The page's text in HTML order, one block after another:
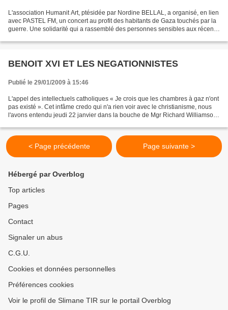
L'association Humanit Art, ptésidée par Nordine BELLAL, a organisé, en lien
avec PASTEL FM, un concert au profit des habitants de Gaza touchés par la
guerre. Une solidarité qui a rassemblé des personnes sensibles aux récents
BENOIT XVI ET LES NEGATIONNISTES
Publié le 29/01/2009 à 15:46
L'appel des intellectuels catholiques « Je crois que les chambres à gaz n'ont
pas existé ». Cet infâme credo qui n'a rien voir avec le christianisme, nous
l'avons entendu jeudi 22 janvier dans la bouche de Mgr Richard Williamson,
< Page précédente Page suivante >
Hébergé par Overblog
Top articles
Pages
Contact
Signaler un abus
C.G.U.
Cookies et données personnelles
Préférences cookies
Voir le profil de Slimane TIR sur le portail Overblog